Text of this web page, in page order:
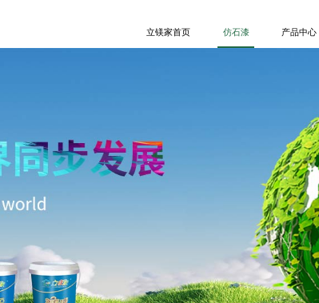
立镁家首页 仿石漆 产品中心